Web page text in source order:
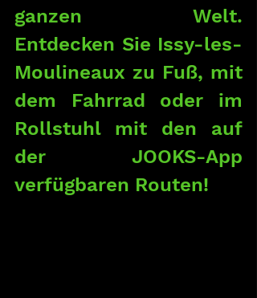
ganzen Welt.
Entdecken Sie Issy-les-
Moulineaux zu Fuß, mit
dem Fahrrad oder im
Rollstuhl mit den auf
der JOOKS-App
verfügbaren Routen!